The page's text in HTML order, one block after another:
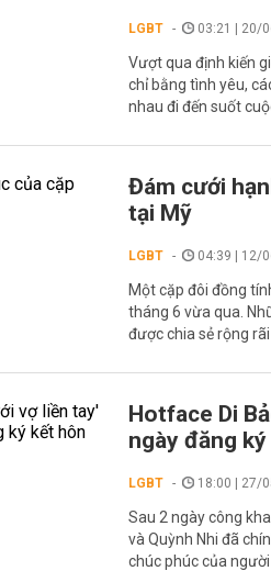
LGBT 03:21 | 20/
Vượt qua định kiến
chỉ bằng tình yêu,
nhau đi đến suốt
Đám cưới
tại Mỹ
LGBT 04:39 | 12/
Một cặp đôi đồng
tháng 6 vừa qua.
được chia sẻ rộng
Hotface Di
ngày đăng
LGBT 18:00 | 27/
Sau 2 ngày công
và Quỳnh Nhi đã
chúc phúc của